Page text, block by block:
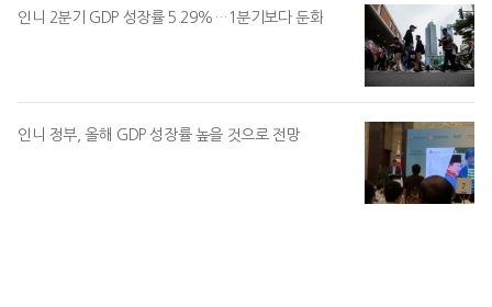
인니 2분기 GDP 성장률 5.29%…1분기보다 둔화
인니 정부, 올해 GDP 성장률 높을 것으로 전망